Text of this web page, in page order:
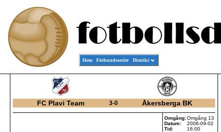
Hem Förbundsserier Distrikt
FC Plavi Team 3-0 Åkersberga BK
Omgång:Omgång 13
Datum:
2006-09-02
Tid:
16:00